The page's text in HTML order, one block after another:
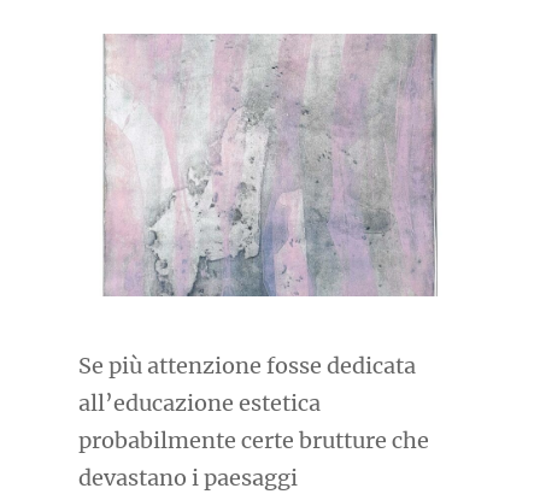
Se più attenzione fosse dedicata
all’educazione estetica
probabilmente certe brutture che
devastano i paesaggi